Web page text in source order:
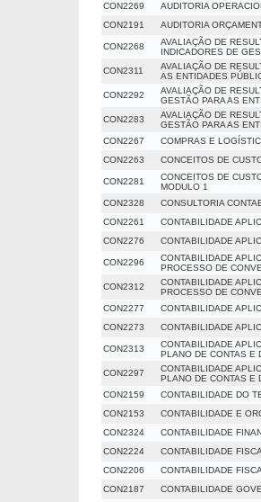
CON2269
AUDITORIA
CON2191
AUDITORIA
CON2268
AVALIAÇÃO DE
INDICADORES DE
CON2311
AVALIAÇÃO DE
AS ENTIDADES
CON2292
AVALIAÇÃO DE
GESTÃO PARA AS
CON2283
AVALIAÇÃO DE
GESTÃO PARA AS
CON2267
COMPRAS E
CON2263
CONCEITOS DE
CON2281
CONCEITOS DE
MODULO 1
CON2328
CONSULTORIA
CON2261
CONTABILIDADE
CON2276
CONTABILIDADE
CON2296
CONTABILIDADE
PROCESSO DE
CON2312
CONTABILIDADE
PROCESSO DE
CON2277
CONTABILIDADE
CON2273
CONTABILIDADE
CON2313
CONTABILIDADE
PLANO DE CONTAS E
CON2297
CONTABILIDADE
PLANO DE CONTAS E
CON2159
CONTABILIDADE DO
CON2153
CONTABILIDADE E
CON2324
CONTABILIDADE
CON2224
CONTABILIDADE
CON2206
CONTABILIDADE
CON2187
CONTABILIDADE